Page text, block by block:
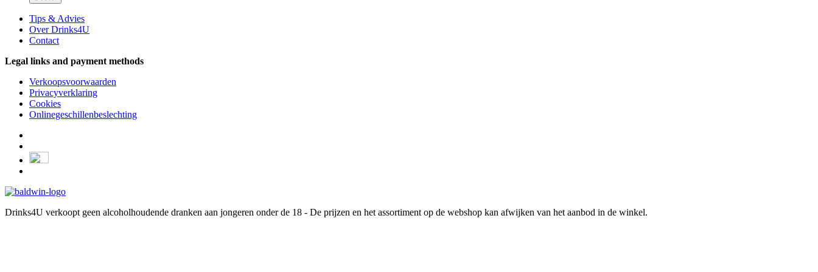
Tips & Advies
Over Drinks4U
Contact
Legal links and payment methods
Verkoopsvoorwaarden
Privacyverklaring
Cookies
Onlinegeschillenbeslechting
Drinks4U verkoopt geen alcoholhoudende dranken aan jongeren onder de 18 - De prijzen en het assortiment op de webshop kan afwijken van het aanbod in de winkel.